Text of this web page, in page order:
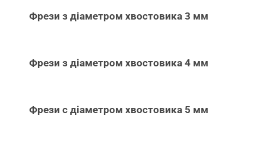
Фрези з діаметром хвостовика 3 мм
Фрези з діаметром хвостовика 4 мм
Фрези с діаметром хвостовика 5 мм